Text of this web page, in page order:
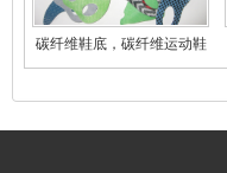
碳纤维鞋底，碳纤维运动鞋
登